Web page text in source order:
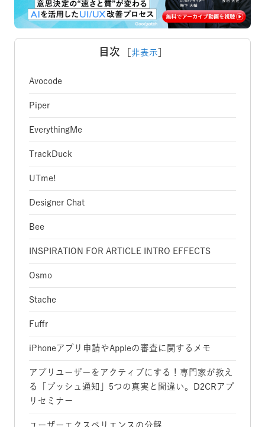
目次 非表示
Avocode
Piper
EverythingMe
TrackDuck
UTme!
Designer Chat
Bee
INSPIRATION FOR ARTICLE INTRO EFFECTS
Osmo
Stache
Fuffr
iPhoneアプリ申請やAppleの審査に関するメモ
アプリユーザーをアクティブにする！専門家が教え
る「プッシュ通知」5つの真実と間違い。D2CRアプ
リセミナー
ユーザーエクスペリエンスの分解